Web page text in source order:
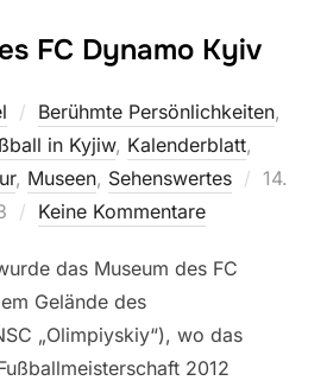
FC Dynamo Kyiv
Berühmte Persönlichkeiten,
in Kyjiw, Kalenderblatt,
, Museen, Sehenswertes
14.
Keine Kommentare
das Museum des FC
Gelände des
„Olimpiyskiy“), wo das
2012